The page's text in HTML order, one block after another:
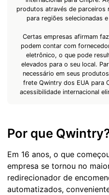
produtos através de parceiros
para regiões selecionadas
Certas empresas afirmam
podem contar com
eletrônico, o que pode
elevados para o seu local.
necessário em seus
frete Qwintry dos EUA para
acessibilidade internacional
Por que
Em 16 anos, o que
empresa se tornou no
redirecionador de
automatizados,